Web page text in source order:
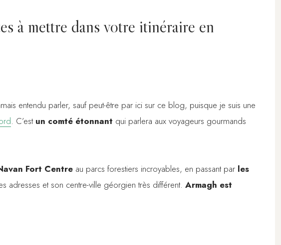
à mettre dans votre itinéraire en
entendu parler, sauf peut-être par ici sur ce blog, puisque je suis une
. C’est un comté étonnant qui parlera aux voyageurs gourmands
Fort Centre au parcs forestiers incroyables, en passant par les
adresses et son centre-ville géorgien très différent. Armagh est